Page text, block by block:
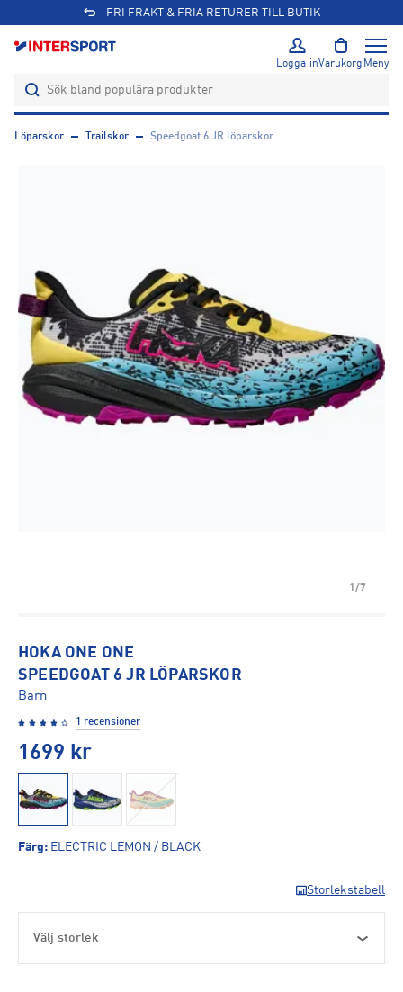
FRI FRAKT & FRIA RETURER TILL BUTIK
Logga inVarukorg Meny
Löparskor Trailskor Speedgoat 6 JR löparskor
1/7
HOKA ONE ONE
SPEEDGOAT 6 JR LÖPARSKOR
Barn
1 recensioner
1699 kr
Färg: ELECTRIC LEMON / BLACK
Storlekstabell
Välj storlek